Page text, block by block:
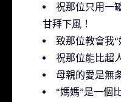
祝那位只用一
甘拜下風！
致那位教會我
祝那位能比超
母親的愛是無
“媽媽”是一個